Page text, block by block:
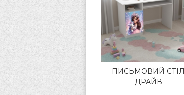
ПИСЬМОВИЙ СТІЛ
ДРАЙВ